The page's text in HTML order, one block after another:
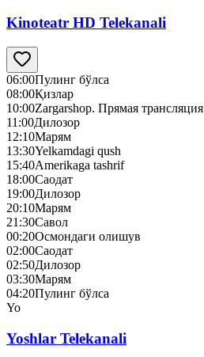
Kinoteatr HD Telekanali
06:00Пулинг бўлса
08:00Қизлар
10:00Zargarshop. Прямая трансляция
11:00Дилозор
12:10Марям
13:30Yelkamdagi qush
15:40Amerikaga tashrif
18:00Саодат
19:00Дилозор
20:10Марям
21:30Савол
00:20Осмондаги олишув
02:00Саодат
02:50Дилозор
03:30Марям
04:20Пулинг бўлса
Yo
Yoshlar Telekanali